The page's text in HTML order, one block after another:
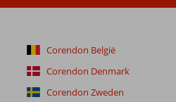
Corendon België
Corendon Denmark
Corendon Zweden